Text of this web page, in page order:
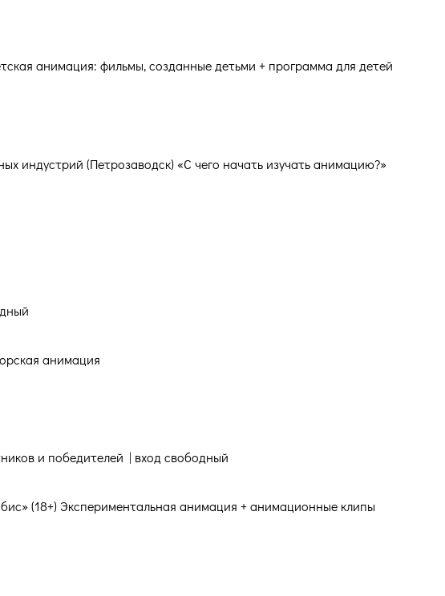
анимация: фильмы, созданные детьми + программа для детей
индустрий (Петрозаводск) «С чего начать изучать анимацию?»
анимация
и победителей | вход свободный
(18+) Экспериментальная анимация + анимационные клипы